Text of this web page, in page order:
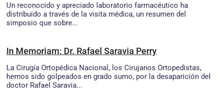
Un reconocido y apreciado laboratorio farmacéutico ha
distribuido a través de la visita médica, un resumen del
simposio que sobre...
In Memoriam: Dr. Rafael Saravia Perry
La Cirugía Ortopédica Nacional, los Cirujanos Ortopedistas,
hemos sido golpeados en grado sumo, por la desaparición del
doctor Rafael Saravia...